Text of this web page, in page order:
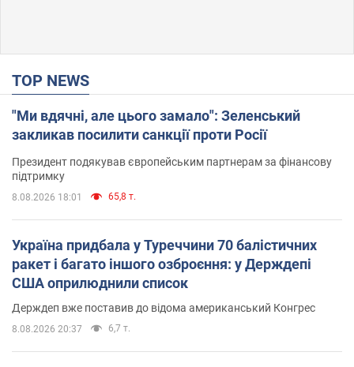
TOP NEWS
"Ми вдячні, але цього замало": Зеленський
закликав посилити санкції проти Росії
Президент подякував європейським партнерам за фінансову
підтримку
8.08.2026 18:01 65,8 т.
Україна придбала у Туреччини 70 балістичних
ракет і багато іншого озброєння: у Держдепі
США оприлюднили список
Держдеп вже поставив до відома американський Конгрес
8.08.2026 20:37 6,7 т.